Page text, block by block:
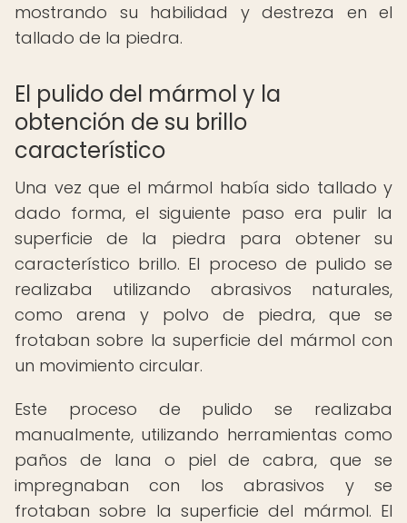
mostrando su habilidad y destreza en el
tallado de la piedra.
El pulido del mármol y la
obtención de su brillo
característico
Una vez que el mármol había sido tallado y
dado forma, el siguiente paso era pulir la
superficie de la piedra para obtener su
característico brillo. El proceso de pulido se
realizaba utilizando abrasivos naturales,
como arena y polvo de piedra, que se
frotaban sobre la superficie del mármol con
un movimiento circular.
Este proceso de pulido se realizaba
manualmente, utilizando herramientas como
paños de lana o piel de cabra, que se
impregnaban con los abrasivos y se
frotaban sobre la superficie del mármol. El